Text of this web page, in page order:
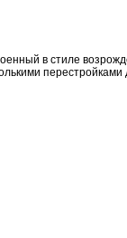
в стиле
перестройками